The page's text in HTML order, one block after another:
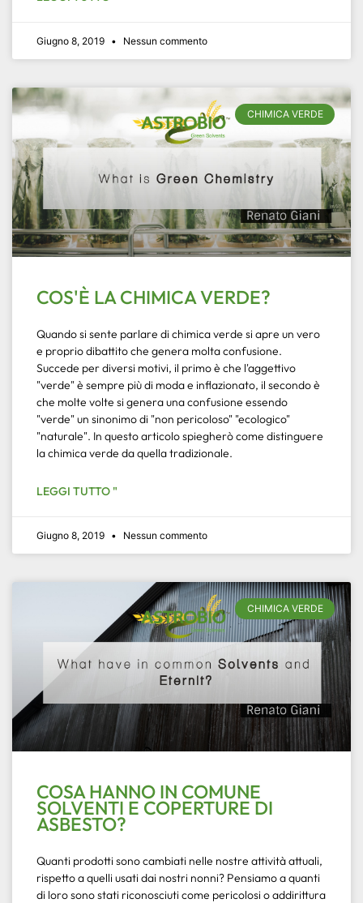
Giugno 8, 2019 Nessun commento
CHIMICA VERDE
COS'È LA CHIMICA VERDE?
Quando si sente parlare di chimica verde si apre un vero
e proprio dibattito che genera molta confusione.
Succede per diversi motivi, il primo è che l'aggettivo
"verde" è sempre più di moda e inflazionato, il secondo è
che molte volte si genera una confusione essendo
"verde" un sinonimo di "non pericoloso" "ecologico"
"naturale". In questo articolo spiegherò come distinguere
la chimica verde da quella tradizionale.
LEGGI TUTTO "
Giugno 8, 2019 Nessun commento
CHIMICA VERDE
COSA HANNO IN COMUNE
SOLVENTI E COPERTURE DI
ASBESTO?
Quanti prodotti sono cambiati nelle nostre attività attuali,
rispetto a quelli usati dai nostri nonni? Pensiamo a quanti
di loro sono stati riconosciuti come pericolosi o addirittura